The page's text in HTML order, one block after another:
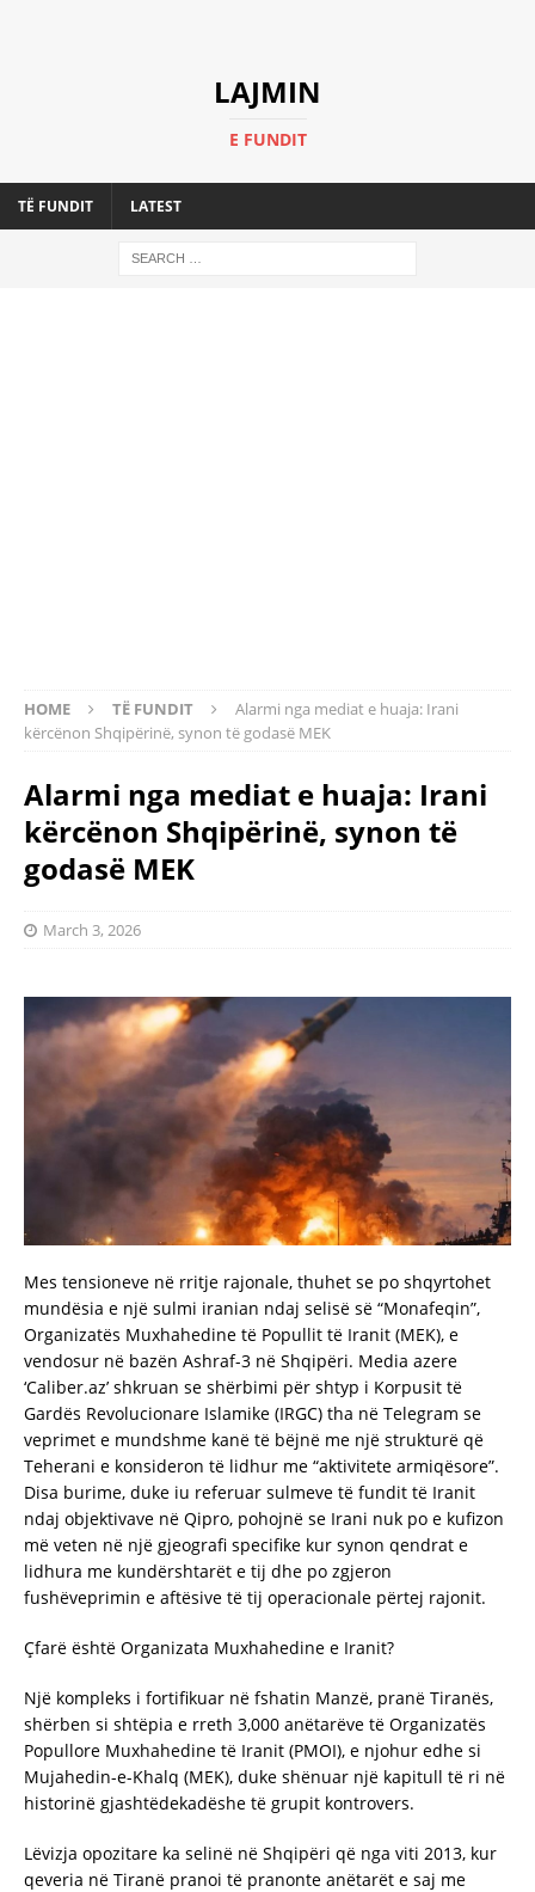
LAJMIN
E FUNDIT
TË FUNDIT LATEST
HOME TË FUNDIT
Alarmi nga mediat e huaja: Irani
kërcënon Shqipërinë, synon të godasë MEK
Alarmi nga mediat e huaja: Irani
kërcënon Shqipërinë, synon të
godasë MEK
March 3, 2026
Mes tensioneve në rritje rajonale, thuhet se po shqyrtohet
mundësia e një sulmi iranian ndaj selisë së “Monafeqin”,
Organizatës Muxhahedine të Popullit të Iranit (MEK), e
vendosur në bazën Ashraf-3 në Shqipëri. Media azere
‘Caliber.az’ shkruan se shërbimi për shtyp i Korpusit të
Gardës Revolucionare Islamike (IRGC) tha në Telegram se
veprimet e mundshme kanë të bëjnë me një strukturë që
Teherani e konsideron të lidhur me “aktivitete armiqësore”.
Disa burime, duke iu referuar sulmeve të fundit të Iranit
ndaj objektivave në Qipro, pohojnë se Irani nuk po e kufizon
më veten në një gjeografi specifike kur synon qendrat e
lidhura me kundërshtarët e tij dhe po zgjeron
fushëveprimin e aftësive të tij operacionale përtej rajonit.
Çfarë është Organizata Muxhahedine e Iranit?
Një kompleks i fortifikuar në fshatin Manzë, pranë Tiranës,
shërben si shtëpia e rreth 3,000 anëtarëve të Organizatës
Popullore Muxhahedine të Iranit (PMOI), e njohur edhe si
Mujahedin-e-Khalq (MEK), duke shënuar një kapitull të ri në
historinë gjashtëdekadëshe të grupit kontrovers.
Lëvizja opozitare ka selinë në Shqipëri që nga viti 2013, kur
qeveria në Tiranë pranoi të pranonte anëtarët e saj me